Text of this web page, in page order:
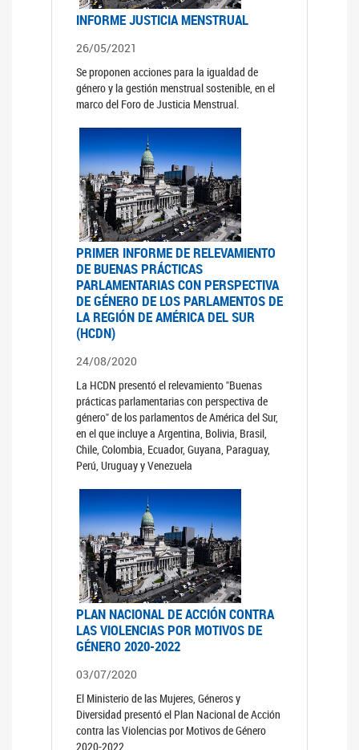
INFORME JUSTICIA MENSTRUAL
26/05/2021
Se proponen acciones para la igualdad de
género y la gestión menstrual sostenible, en el
marco del Foro de Justicia Menstrual.
PRIMER INFORME DE RELEVAMIENTO
DE BUENAS PRÁCTICAS
PARLAMENTARIAS CON PERSPECTIVA
DE GÉNERO DE LOS PARLAMENTOS DE
LA REGIÓN DE AMÉRICA DEL SUR
(HCDN)
24/08/2020
La HCDN presentó el relevamiento "Buenas
prácticas parlamentarias con perspectiva de
género" de los parlamentos de América del Sur,
en el que incluye a Argentina, Bolivia, Brasil,
Chile, Colombia, Ecuador, Guyana, Paraguay,
Perú, Uruguay y Venezuela
PLAN NACIONAL DE ACCIÓN CONTRA
LAS VIOLENCIAS POR MOTIVOS DE
GÉNERO 2020-2022
03/07/2020
El Ministerio de las Mujeres, Géneros y
Diversidad presentó el Plan Nacional de Acción
contra las Violencias por Motivos de Género
2020-2022